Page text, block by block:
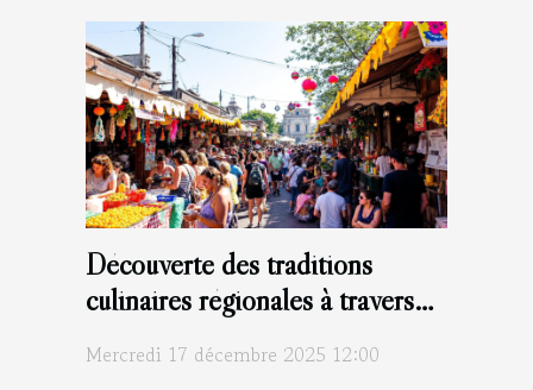
Découverte des traditions
culinaires régionales à travers
Mercredi 17 décembre 2025 12:00